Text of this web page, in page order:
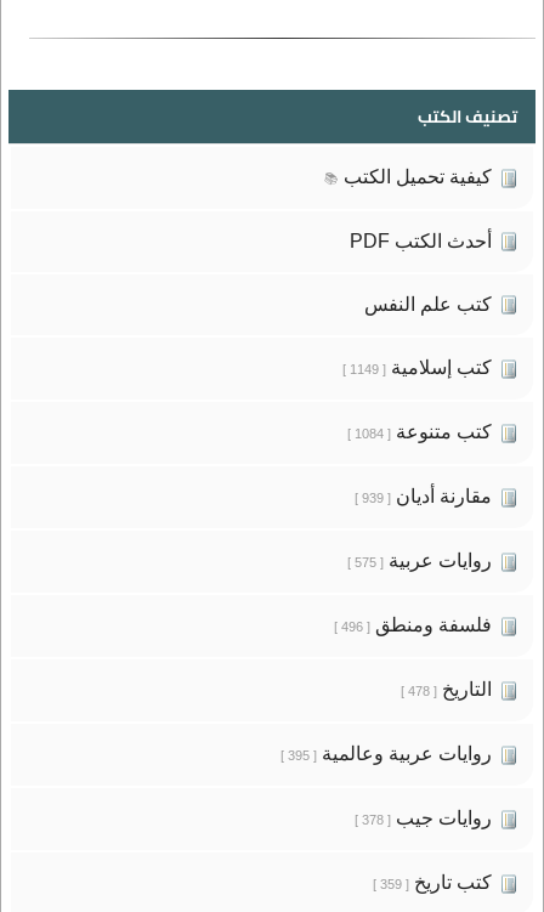
تصنيف الكتب
كيفية تحميل الكتب 📚
أحدث الكتب PDF
كتب علم النفس
كتب إسلامية[ 1149 ]
كتب متنوعة[ 1084 ]
مقارنة أديان[ 939 ]
روايات عربية[ 575 ]
فلسفة ومنطق[ 496 ]
التاريخ[ 478 ]
روايات عربية وعالمية[ 395 ]
روايات جيب[ 378 ]
كتب تاريخ[ 359 ]